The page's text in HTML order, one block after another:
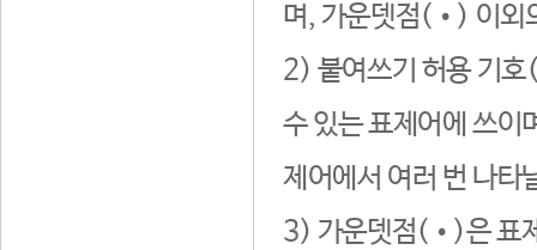
며, 가운뎃점(•) 이외
2) 붙여쓰기 허용 기호
수 있는 표제어에 쓰이
제어에서 여러 번 나타
3) 가운뎃점(•)은 표